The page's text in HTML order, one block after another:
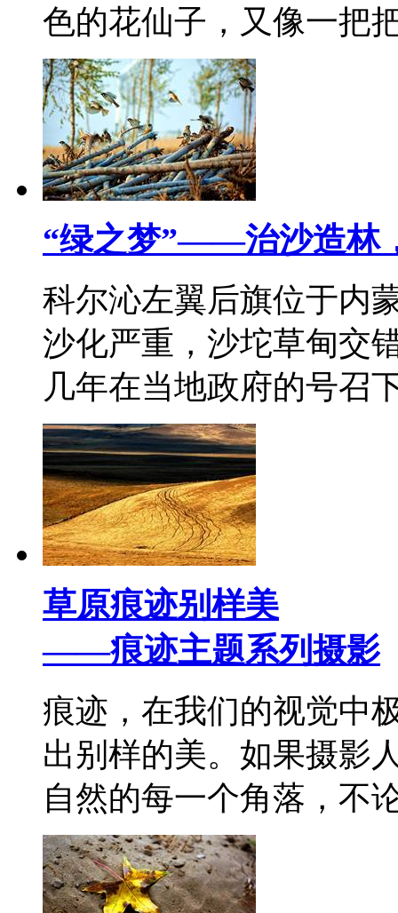
色的花仙子，又像一
“绿之梦”——治沙造林
科尔沁左翼后旗位于内
沙化严重，沙坨草甸交
几年在当地政府的号
草原痕迹别样美
——痕迹主题系列摄影
痕迹，在我们的视觉中
出别样的美。如果摄影
自然的每一个角落，